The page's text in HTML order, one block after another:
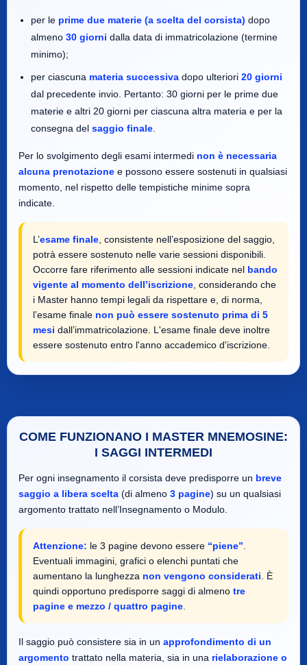
per le prime due materie (a scelta del corsista) dopo
almeno 30 giorni dalla data di immatricolazione (termine
minimo);
per ciascuna materia successiva dopo ulteriori 20 giorni
dal precedente invio. Pertanto: 30 giorni per le prime due
materie e altri 20 giorni per ciascuna altra materia e per la
consegna del saggio finale
Per lo svolgimento degli esami intermedi non è necessaria
alcuna prenotazione e possono essere sostenuti in qualsiasi
momento, nel rispetto delle tempistiche minime sopra
indicate.
L’esame finale , consistente nell’esposizione del saggio,
potrà essere sostenuto nelle varie sessioni disponibili.
Occorre fare riferimento alle sessioni indicate nel bando
vigente al momento dell’iscrizione , considerando che
i Master hanno tempi legali da rispettare e, di norma,
l’esame finale non può essere sostenuto prima di 5
mesi dall’immatricolazione. L'esame finale deve inoltre
essere sostenuto entro l'anno accademico d'iscrizione.
COME FUNZIONANO I MASTER MNEMOSINE:
I SAGGI INTERMEDI
Per ogni insegnamento il corsista deve predisporre un breve
saggio a libera scelta (di almeno 3 pagine) su un qualsiasi
argomento trattato nell’Insegnamento o Modulo.
Attenzione: le 3 pagine devono essere “piene”
Eventuali immagini, grafici o elenchi puntati che
aumentano la lunghezza non vengono considerati . È
quindi opportuno predisporre saggi di almeno tre
pagine e mezzo / quattro pagine
Il saggio può consistere sia in un approfondimento di un
argomento trattato nella materia, sia in una rielaborazione o